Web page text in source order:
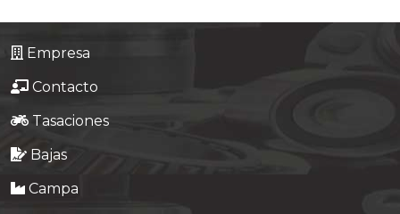
Empresa
Contacto
Tasaciones
Bajas
Campa